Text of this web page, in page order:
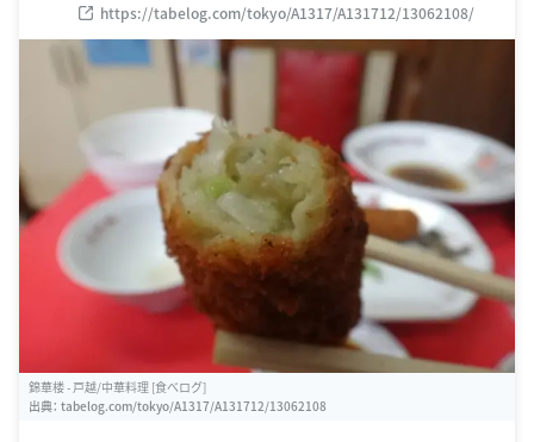
https://tabelog.com/tokyo/A1317/A131712/13062108/
錦華楼 - 戸越/中華料理 [食べログ]
出典： tabelog.com/tokyo/A1317/A131712/13062108